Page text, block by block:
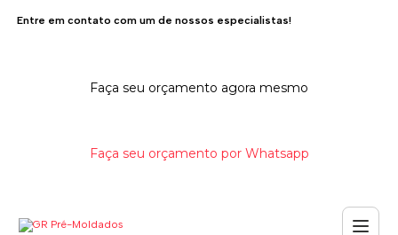
Entre em contato com um de nossos especialistas!
Faça seu orçamento agora mesmo
Faça seu orçamento por Whatsapp